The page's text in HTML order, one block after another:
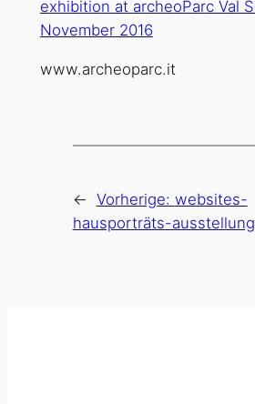
www.archeoparc.it
← Vorherige: websites-
hausporträts-ausstellung